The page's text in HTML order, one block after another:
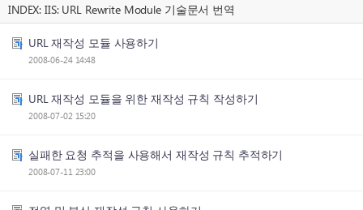
INDEX:IIS: URL Rewrite Module 기술문서 번역
URL 재작성 모듈 사용하기
2008-06-24 14:48
URL 재작성 모듈을 위한 재작성 규칙 작성하기
2008-07-02 15:20
실패한 요청 추적을 사용해서 재작성 규칙 추적하기
2008-07-11 23:00